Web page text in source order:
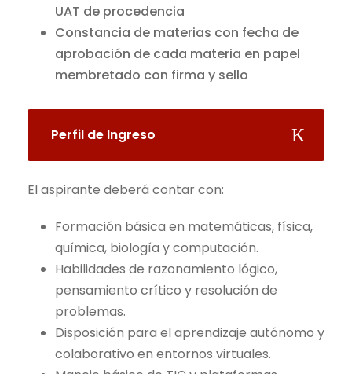
UAT de procedencia
Constancia de materias con fecha de
aprobación de cada materia en papel
membretado con firma y sello
Perfil de Ingreso
El aspirante deberá contar con:
Formación básica en matemáticas, física,
química, biología y computación.
Habilidades de razonamiento lógico,
pensamiento crítico y resolución de
problemas.
Disposición para el aprendizaje autónomo y
colaborativo en entornos virtuales.